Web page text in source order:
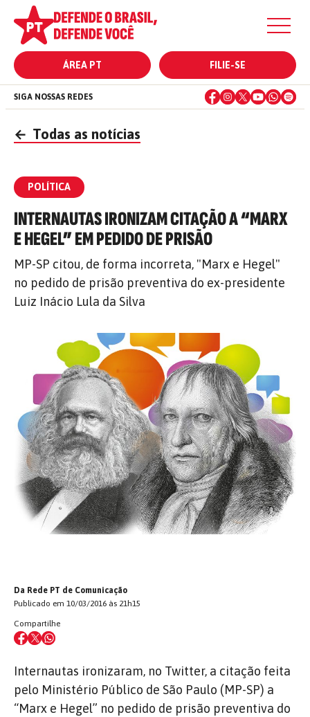
ÁREA PT FILIE-SE
SIGA NOSSAS REDES
← Todas as notícias
POLÍTICA
INTERNAUTAS IRONIZAM CITAÇÃO A “MARX
E HEGEL” EM PEDIDO DE PRISÃO
MP-SP citou, de forma incorreta, "Marx e Hegel"
no pedido de prisão preventiva do ex-presidente
Luiz Inácio Lula da Silva
Da Rede PT de Comunicação
Publicado em 10/03/2016 às 21h15
Compartilhe
Internautas ironizaram, no Twitter, a citação feita
pelo Ministério Público de São Paulo (MP-SP) a
“Marx e Hegel” no pedido de prisão preventiva do